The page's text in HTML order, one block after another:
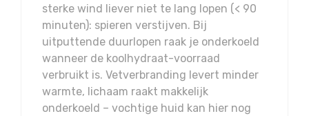
sterke wind liever niet te lang lopen (< 90
minuten): spieren verstijven. Bij
uitputtende duurlopen raak je onderkoeld
wanneer de koolhydraat-voorraad
verbruikt is. Vetverbranding levert minder
warmte, lichaam raakt makkelijk
onderkoeld – vochtige huid kan hier nog